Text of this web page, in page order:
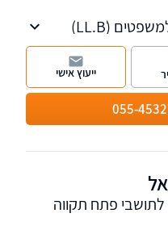
רן שקד עו"ד בוגר הפקולטה למשפטים (LL.Bׂ)
אוניברסיטת תל אביב מ-1988, המשרד עוסק
תאונות דרכים/
רפואית, תביעות
לאומי.
אנגלית, ורוסית.
055-
ייעוץ אישי
לתושבי פתח תקווה